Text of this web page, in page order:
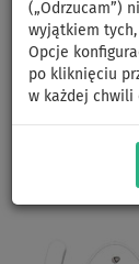
(„Odrzucam”)
wyjątkiem
Opcje
po kliknięciu
w każdej chwili
zestaw
DO
NASZ